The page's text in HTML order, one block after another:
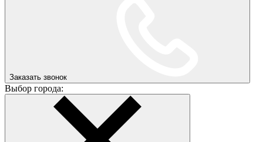
Заказать звонок
Выбор города: